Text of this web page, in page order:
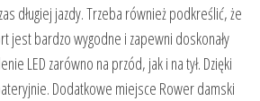
długiej jazdy. Trzeba również podkreślić, że
jest bardzo wygodne i zapewni doskonały
LED zarówno na przód, jak i na tył. Dzięki
Dodatkowe miejsce Rower damski